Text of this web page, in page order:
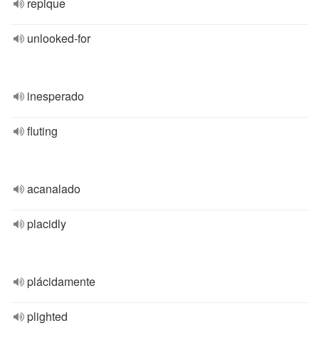
unlooked-for
inesperado
fluting
acanalado
placidly
plácidamente
plighted